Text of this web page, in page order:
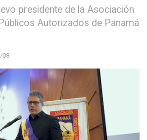
presidente de la Asociación
Autorizados de Panamá
08